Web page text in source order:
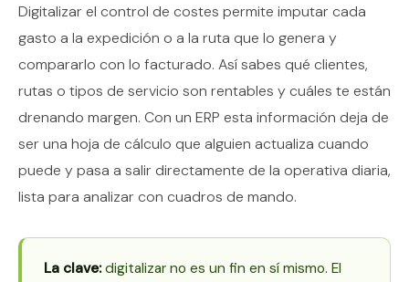
Digitalizar el control de costes permite imputar cada
gasto a la expedición o a la ruta que lo genera y
compararlo con lo facturado. Así sabes qué clientes,
rutas o tipos de servicio son rentables y cuáles te están
drenando margen. Con un ERP esta información deja de
ser una hoja de cálculo que alguien actualiza cuando
puede y pasa a salir directamente de la operativa diaria,
lista para analizar con cuadros de mando.
La clave:digitalizar no es un fin en sí mismo. El